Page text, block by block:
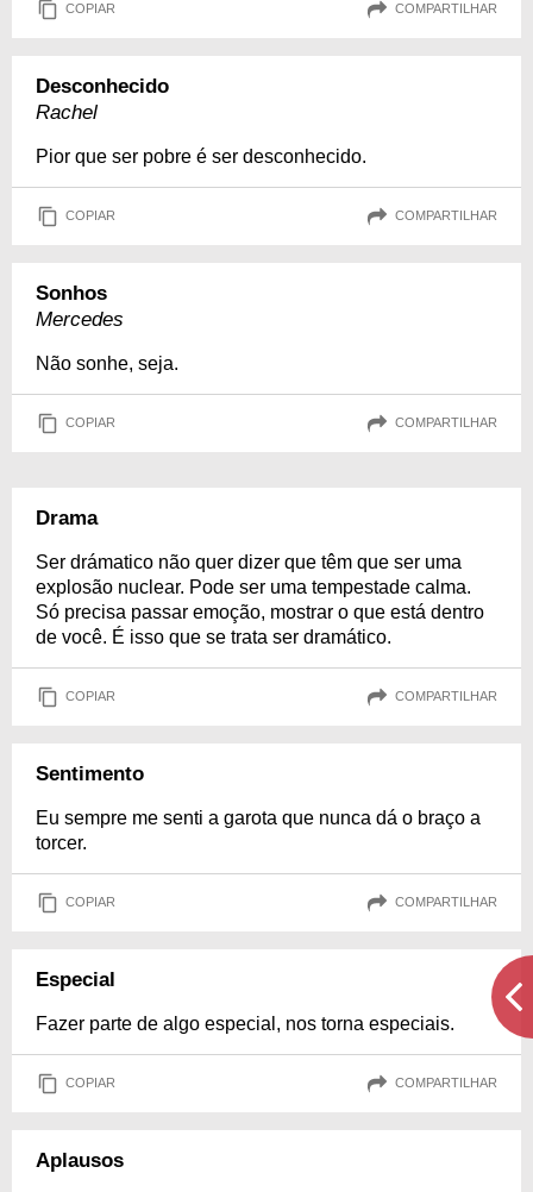
COPIAR COMPARTILHAR
Desconhecido
Rachel
Pior que ser pobre é ser desconhecido.
COPIAR COMPARTILHAR
Sonhos
Mercedes
Não sonhe, seja.
COPIAR COMPARTILHAR
Drama
Ser drámatico não quer dizer que têm que ser uma
explosão nuclear. Pode ser uma tempestade calma.
Só precisa passar emoção, mostrar o que está dentro
de você. É isso que se trata ser dramático.
COPIAR COMPARTILHAR
Sentimento
Eu sempre me senti a garota que nunca dá o braço a
torcer.
COPIAR COMPARTILHAR
Especial
Fazer parte de algo especial, nos torna especiais.
COPIAR COMPARTILHAR
Aplausos